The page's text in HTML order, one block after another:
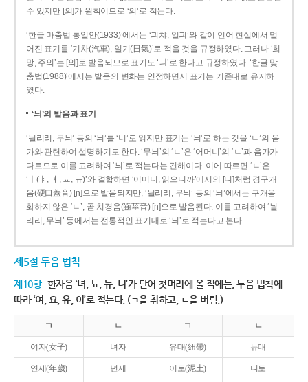
수 있지만 [의]가 원칙이므로 ‘의’로 적는다.
‘한글 마춤법 통일안(1933)’에서는 ‘긔챠, 일긔’와 같이 언어 현실에서 멀
어진 표기를 ‘기차(汽車), 일기(日氣)’로 적을 것을 규정하였다. 그러나 ‘희
망, 주의’는 [의]로 발음되므로 표기도 ‘ㅢ’로 한다고 규정하였다. ‘한글 맞
춤법(1988)’에서는 발음의 변화는 인정하면서 표기는 기존대로 유지하
였다.
‘늬’의 발음과 표기
‘늴리리, 무늬’ 등의 ‘늬’를 ‘니’로 읽지만 표기는 ‘늬’로 하는 것을 ‘ㄴ’의 음
가와 관련하여 설명하기도 한다. ‘무늬’의 ‘ㄴ’은 ‘어머니’의 ‘ㄴ’과 음가가
다르므로 이를 고려하여 ‘늬’로 적는다는 견해이다. 이에 따르면 ‘ㄴ’은
‘ㅣ(ㅑ, ㅕ, ㅛ, ㅠ)’와 결합하면 ‘어머니, 읽으니까’에서의 [니]처럼 경구개
음(硬口蓋音) [ɲ]으로 발음되지만, ‘늴리리, 무늬’ 등의 ‘늬’에서는 구개음
화하지 않은 ‘ㄴ’, 곧 치경음(齒莖音) [n]으로 발음된다. 이를 고려하여 ‘늴
리리, 무늬’ 등에서는 전통적인 표기대로 ‘늬’로 적는다고 본다.
제5절 두음 법칙
제10항 한자음 ‘녀, 뇨, 뉴, 니’가 단어 첫머리에 올 적에는, 두음 법칙에
따라 ‘여, 요, 유, 이’로 적는다. (ㄱ을 취하고, ㄴ을 버림.)
ㄱ ㄴ ㄱ ㄴ
여자(女子) 녀자 유대(紐帶) 뉴대
연세(年歲) 년세 이토(泥土) 니토